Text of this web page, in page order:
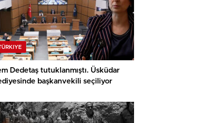
Dedetaş tutuklanmıştı. Üsküdar
başkanvekili seçiliyor